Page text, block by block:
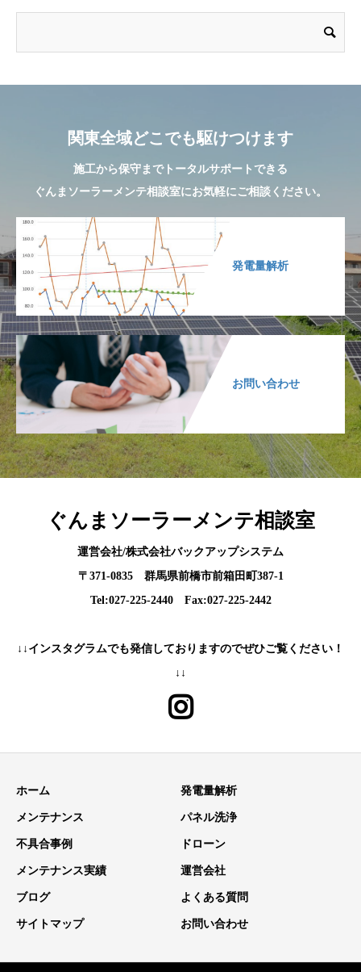
関東全域どこでも駆けつけます
施工から保守までトータルサポートできる
ぐんまソーラーメンテ相談室にお気軽にご相談ください。
発電量解析
お問い合わせ
ぐんまソーラーメンテ相談室
運営会社/株式会社バックアップシステム
〒371-0835 群馬県前橋市前箱田町387-1
Tel:027-225-2440 Fax:027-225-2442
↓↓インスタグラムでも発信しておりますのでぜひご覧ください！
↓↓
ホーム 発電量解析
メンテナンス パネル洗浄
不具合事例 ドローン
メンテナンス実績 運営会社
ブログ よくある質問
サイトマップ お問い合わせ